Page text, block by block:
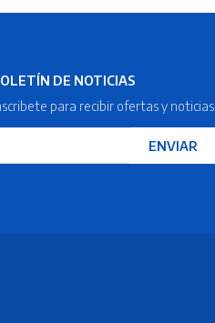
DE NOTICIAS
para recibir ofertas y noticias.
ENVIAR